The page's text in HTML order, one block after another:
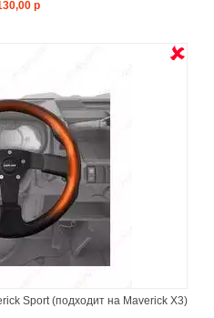
р
Sport (подходит на Maverick X3)